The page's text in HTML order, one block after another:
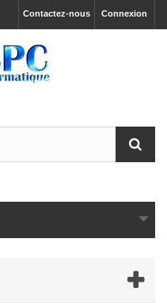
Connexion
Contactez-nous